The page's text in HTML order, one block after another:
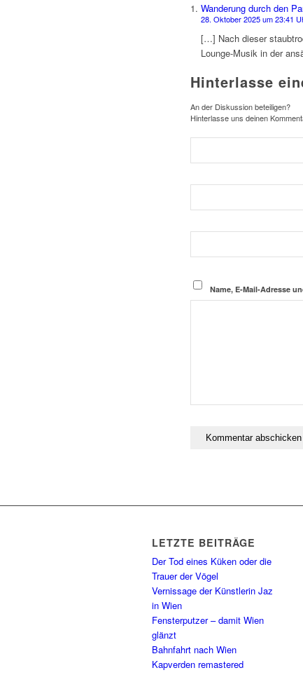
Wanderung durch den
28. Oktober 2025 um 23:41
[…] Nach dieser
Lounge-Musik in der
Hinterlasse
An der Diskussion beteiligen?
Hinterlasse uns deinen
Name, E-Mail-Adresse
LETZTE BEITRÄGE
Der Tod eines Küken oder die
Trauer der Vögel
Vernissage der Künstlerin Jaz
in Wien
Fensterputzer – damit Wien
glänzt
Bahnfahrt nach Wien
Kapverden remastered